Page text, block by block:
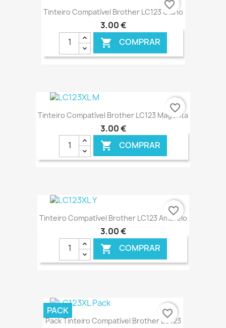
Tinteiro Compatível Brother LC123 Ciano
3,00 €
 COMPRAR
€ ONLINE
favorite_border
Tinteiro Compatível Brother LC123 Magenta
3,00 €
 COMPRAR
€ ONLINE
favorite_border
Tinteiro Compatível Brother LC123 Amarelo
3,00 €
 COMPRAR
€ ONLINE
favorite_border
Pack Tinteiro Compatível Brother LC123
PACK favorite_border